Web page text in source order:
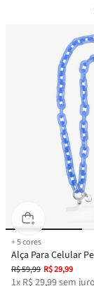
+5cores
Alça Para Celular
Royal Translúcido
R$59,99 R$29,99
1x R$ 29,99sem